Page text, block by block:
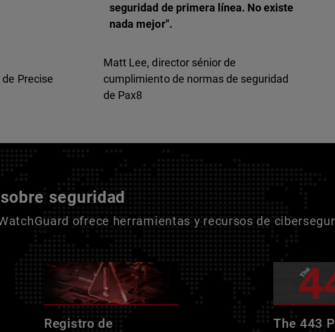
Precise
seguridad de primera línea. No existe
nada mejor".
Matt Lee, director sénior de
cumplimiento de normas de seguridad
de Pax8
seguridad
ofrece herramientas y recursos de
Registro de
The 443